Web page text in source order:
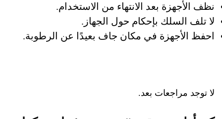
نظف الأجهزة بعد الانتهاء من الاستخدام.
لا تلف السلك بإحكام حول الجهاز.
احفظ الأجهزة في مكان جاف بعيدًا عن الرطوبة.
لا توجد مراجعات بعد.